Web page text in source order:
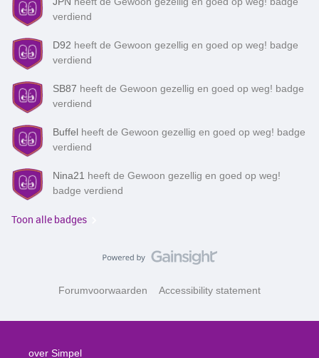
verdiend
D92 heeft de Gewoon gezellig en goed op weg! badge
verdiend
SB87 heeft de Gewoon gezellig en goed op weg! badge
verdiend
Buffel heeft de Gewoon gezellig en goed op weg! badge
verdiend
Nina21 heeft de Gewoon gezellig en goed op weg!
badge verdiend
Toon alle badges
Forumvoorwaarden Accessibility statement
over Simpel